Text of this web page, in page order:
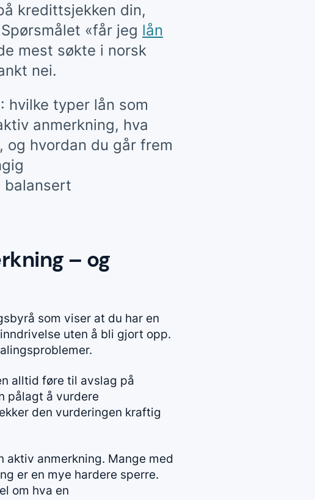
kredittsjekken din,
«får jeg lån
mest søkte i norsk
nei.
hvilke typer lån som
anmerkning, hva
hvordan du går frem
balansert
– og
som viser at du har en
uten å bli gjort opp.
alltid føre til avslag på
pålagt å vurdere
den vurderingen kraftig
aktiv anmerkning. Mange med
er en mye hardere sperre.
om hva en